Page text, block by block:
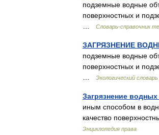
подземные водные
поверхностных и
Словарь-справочник
ЗАГРЯЗНЕНИЕ
подземные водные
поверхностных и
Экологический словарь
Загрязнение
иным способом в
качество
Энциклопедия права